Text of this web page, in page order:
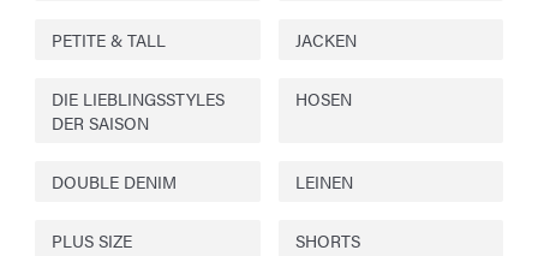
PETITE & TALL JACKEN
DIE LIEBLINGSSTYLES
DER SAISON
HOSEN
DOUBLE DENIM LEINEN
PLUS SIZE SHORTS